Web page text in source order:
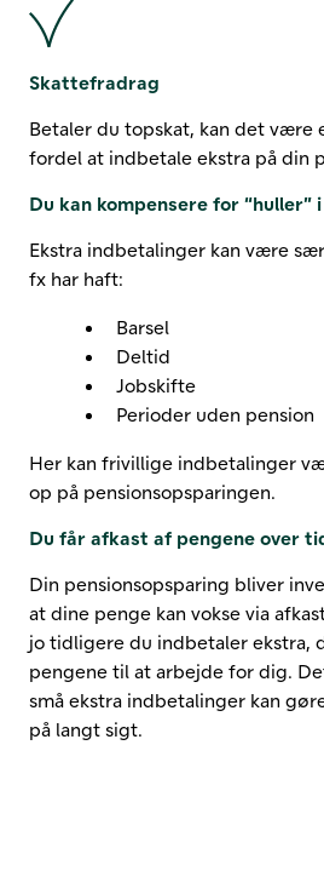
Skattefradrag
Betaler du topskat, kan det være
fordel at indbetale ekstra på din
Du kan kompensere for “huller”
Ekstra indbetalinger kan være
fx har haft:
Barsel
Deltid
Jobskifte
Perioder uden pension
Her kan frivillige indbetalinger
op på pensionsopsparingen.
Du får afkast af pengene over
Din pensionsopsparing bliver
at dine penge kan vokse via
jo tidligere du indbetaler ekstra,
pengene til at arbejde for dig.
små ekstra indbetalinger kan
på langt sigt.